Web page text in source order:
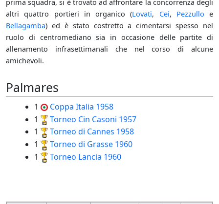
prima squadra, si è trovato ad affrontare la concorrenza degli
altri quattro portieri in organico (Lovati, Cei, Pezzullo e
Bellagamba) ed è stato costretto a cimentarsi spesso nel
ruolo di centromediano sia in occasione delle partite di
allenamento infrasettimanali che nel corso di alcune
amichevoli.
Palmares
1 Coppa Italia 1958
1
Torneo Cin Casoni 1957
1
Torneo di Cannes 1958
1
Torneo di Grasse 1960
1
Torneo Lancia 1960